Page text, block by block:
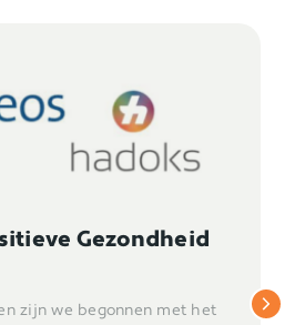
Gezondheid
zijn we begonnen met het